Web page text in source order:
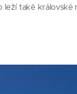
leží také královské